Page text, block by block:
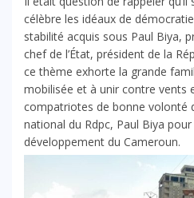
célèbre les idéaux de
stabilité acquis sous Paul Biya,
chef de l’État, président de la
ce thème exhorte la grande
mobilisée et à unir contre vents
compatriotes de bonne volonté
national du Rdpc, Paul Biya
développement du Cameroun.